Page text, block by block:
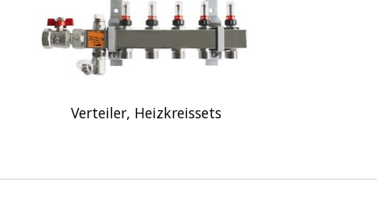
Verteiler, Heizkreissets